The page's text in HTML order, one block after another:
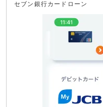
セブン銀行カードローン